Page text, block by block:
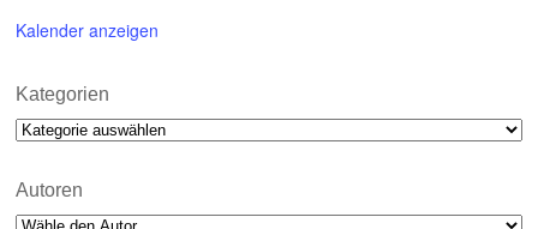
Kalender anzeigen
Kategorien
Kategorien
Autoren